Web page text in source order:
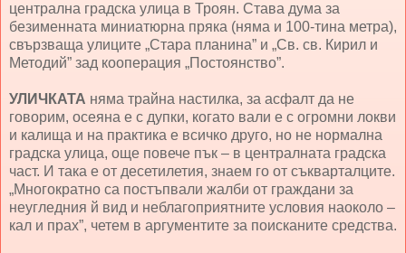
централна градска улица в Троян. Става дума за
безименната миниатюрна пряка (няма и 100-тина метра),
свързваща улиците „Стара планина” и „Св. св. Кирил и
Методий” зад кооперация „Постоянство”.
УЛИЧКАТА няма трайна настилка, за асфалт да не
говорим, осеяна е с дупки, когато вали е с огромни локви
и калища и на практика е всичко друго, но не нормална
градска улица, още повече пък – в централната градска
част. И така е от десетилетия, знаем го от съкварталците.
„Многократно са постъпвали жалби от граждани за
неугледния й вид и неблагоприятните условия наоколо –
кал и прах”, четем в аргументите за поисканите средства.